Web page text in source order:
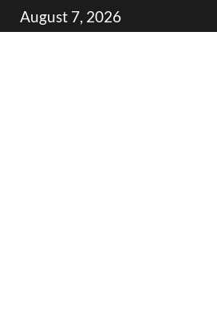
Skip
to
August 7, 2026